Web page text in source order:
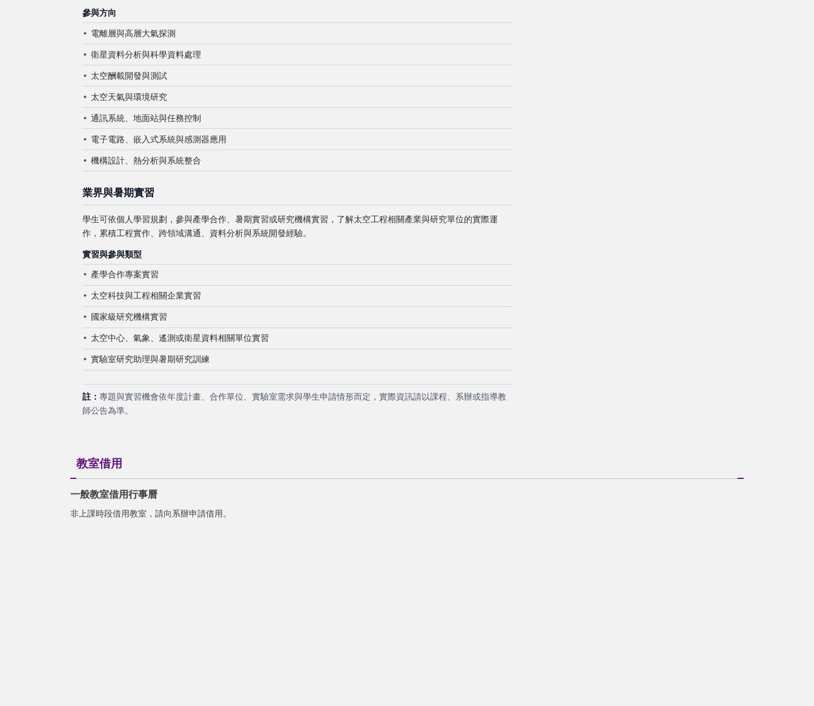
參與方向
電離層與高層大氣探測
衛星資料分析與科學資料處理
太空酬載開發與測試
太空天氣與環境研究
通訊系統、地面站與任務控制
電子電路、嵌入式系統與感測器應用
機構設計、熱分析與系統整合
業界與暑期實習
學生可依個人學習規劃，參與產學合作、暑期實習或研究機構實習，了解太空工程相關產業與研究單位的實際運
作，累積工程實作、跨領域溝通、資料分析與系統開發經驗。
實習與參與類型
產學合作專案實習
太空科技與工程相關企業實習
國家級研究機構實習
太空中心、氣象、遙測或衛星資料相關單位實習
實驗室研究助理與暑期研究訓練
註： 專題與實習機會依年度計畫、合作單位、實驗室需求與學生申請情形而定，實際資訊請以課程、系辦或指導教
師公告為準。
教室借用
一般教室借用行事曆
非上課時段借用教室，請向系辦申請借用。